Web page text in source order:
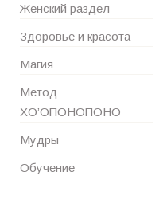
Женский раздел
Здоровье и красота
Магия
Метод
ХО’ОПОНОПОНО
Мудры
Обучение